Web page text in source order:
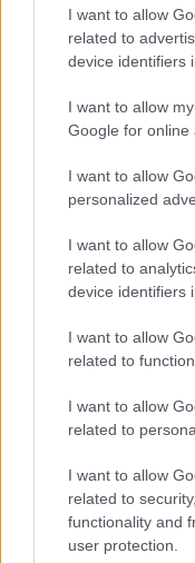
I want to allow
related to
device identifiers
I want to allow
Google for online
I want to allow
personalized
I want to allow
related to
device identifiers
I want to allow
related to
I want to allow
related to
I want to allow
related to
functionality and
user protection.
– Stabljike su
Džesika Randava,
brokoli delikatno
lancu smrznute
gubi dosta svog
tendenciju da
zamrzne, kaže Erik
– Zamrzavanje
ćelije u povrću.
Sonoso.
Dakle, kada
dobijate hranljive
svih ovih kuhara je